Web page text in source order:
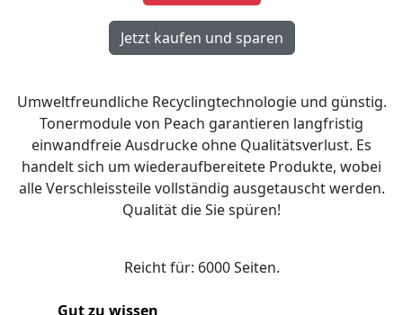
Umweltfreundliche Recyclingtechnologie und günstig.
Tonermodule von Peach garantieren langfristig
einwandfreie Ausdrucke ohne Qualitätsverlust. Es
handelt sich um wiederaufbereitete Produkte, wobei
alle Verschleissteile vollständig ausgetauscht werden.
Qualität die Sie spüren!
Reicht für: 6000 Seiten.
Gut zu wissen